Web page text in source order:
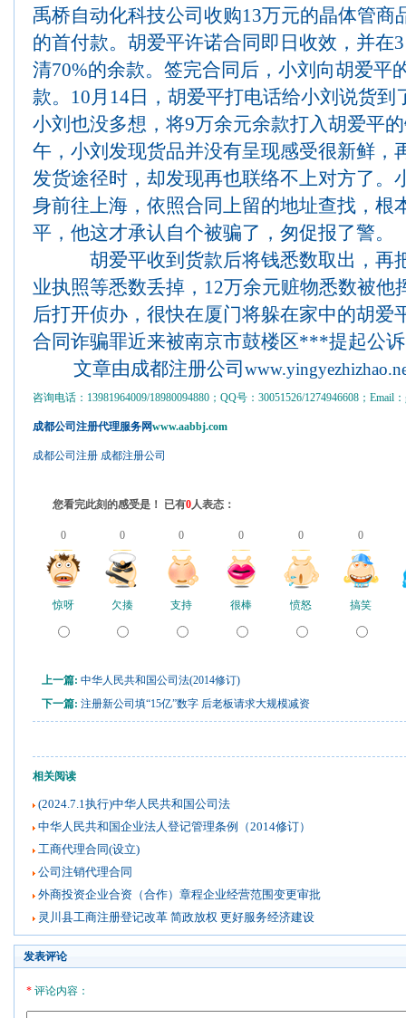
禹桥自动化科技公司收购13万元的晶体管商
的首付款。胡爱平许诺合同即日收效，并在
清70%的余款。签完合同后，小刘向胡爱平
款。10月14日，胡爱平打电话给小刘说货到
小刘也没多想，将9万余元余款打入胡爱平
午，小刘发现货品并没有呈现感受很新鲜，
发货途径时，却发现再也联络不上对方了。
身前往上海，依照合同上留的地址查找，根
平，他这才承认自个被骗了，匆促报了警。
胡爱平收到货款后将钱悉数取出，再把
业执照等悉数丢掉，12万余元赃物悉数被他
后打开侦办，很快在厦门将躲在家中的胡爱
合同诈骗罪近来被南京市鼓楼区***提起公
文章由成都注册公司
咨询电话：13981964009/18980094880；QQ号：30051526/1274946608；Email
成都公司注册代理服务网www.aabbj.com
成都公司注册 成都注册公司
您看完此刻的感受是！ 已有0人表态：
0 0 0 0 0 0
惊呀 欠揍 支持 很棒 愤怒 搞笑
上一篇: 中华人民共和国公司法(2014修订)
下一篇: 注册新公司填“15亿”数字 后老板请求大规模减资
相关阅读
(2024.7.1执行)中华人民共和国公司法
中华人民共和国企业法人登记管理条例（2014修订）
工商代理合同(设立)
公司注销代理合同
外商投资企业合资（合作）章程企业经营范围变更审批
灵川县工商注册登记改革 简政放权 更好服务经济建设
发表评论
*评论内容：